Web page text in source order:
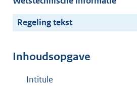
Regeling tekst
Inhoudsopgave
Intitule